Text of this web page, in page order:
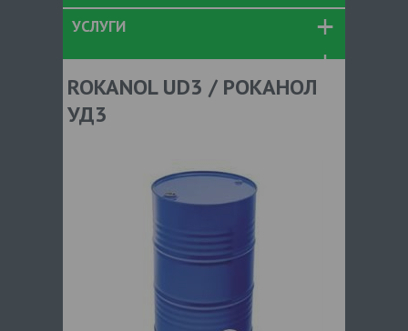
УСЛУГИ
ROKANOL UD3 / РОКАНОЛ
УД3